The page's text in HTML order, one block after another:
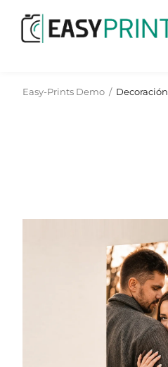
Easy-Prints Demo / Decoración